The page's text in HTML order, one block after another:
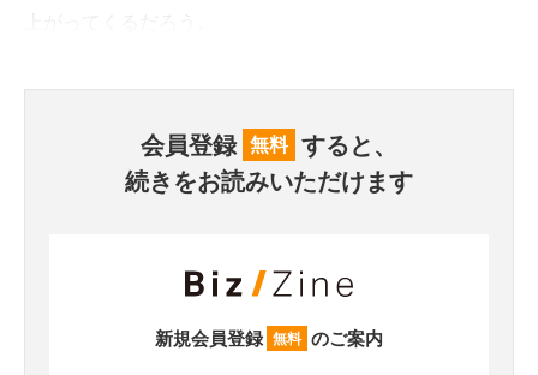
会員登録 無料 すると、
続きをお読みいただけます
新規会員登録 無料 のご案内